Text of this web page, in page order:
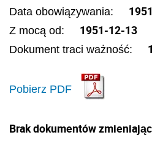
Data obowiązywania:
Z mocą od: 1951-12-13
Dokument traci ważność:
Pobierz PDF
Brak dokumentów